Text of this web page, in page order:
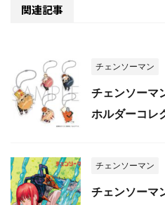
関連記事
チェンソーマン
チェンソーマ
ホルダーコレ
チェンソーマン
チェンソーマ